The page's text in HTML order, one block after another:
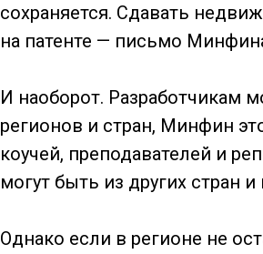
сохраняется. Сдавать
на патенте — письмо
И наоборот. Разработчикам
регионов и стран, Минфин
коучей, преподавателей и
могут быть из других стран
Однако если в регионе не